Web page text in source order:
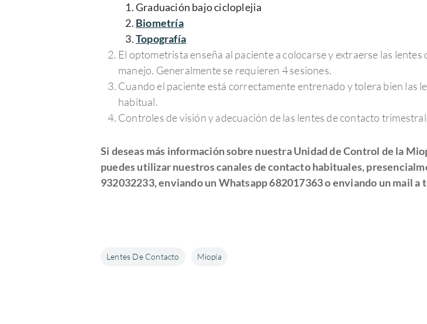
Graduación bajo cicloplejia
Biometría
Topografía
El optometrista enseña al paciente a colocarse y extraerse las
manejo. Generalmente se requieren 4 sesiones.
Cuando el paciente está correctamente entrenado y tolera bien las
habitual.
Controles de visión y adecuación de las lentes de contacto
Si deseas más información sobre nuestra Unidad de Control de la
puedes utilizar nuestros canales de contacto habituales,
932032233, enviando un Whatsapp682017363 o enviando un mail
Lentes De Contacto Miopía